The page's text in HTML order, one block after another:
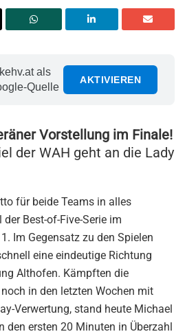
als
Quelle
AKTIVIEREN
Vorstellung im Finale!
der WAH geht an die Lady
für beide Teams in alles
Best-of-Five-Serie im
Im Gegensatz zu den Spielen
eine eindeutige Richtung
Althofen. Kämpften die
in den letzten Wochen mit
Verwertung, stand heute Michael
den ersten 20 Minuten in Überzahl